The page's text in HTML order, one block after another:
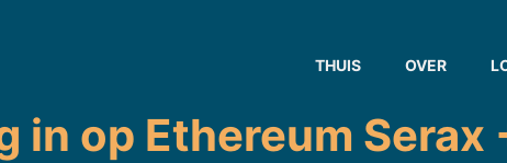
THUIS OVER
in op Ethereum Serax